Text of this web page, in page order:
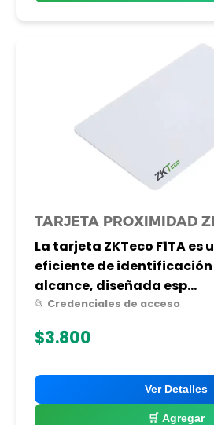
TARJETA PROXIMIDAD
La tarjeta ZKTeco F1TA es
eficiente de
alcance, diseñada esp...
📂 Credenciales de acceso
$3.800
Ver Detalles
🛒 Agregar